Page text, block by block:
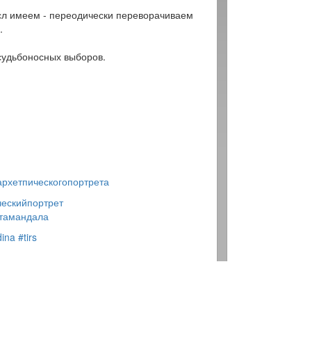
имеем - переодически переворачиваем
выборов.
#tirs